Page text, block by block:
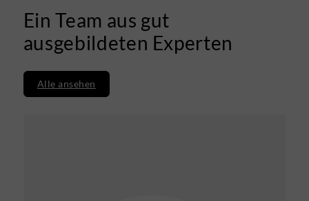
Ein Team aus gut
ausgebildeten Experten
Alle ansehen